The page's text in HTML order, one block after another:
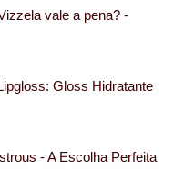
vale a pena? -
Gloss Hidratante
- A Escolha Perfeita